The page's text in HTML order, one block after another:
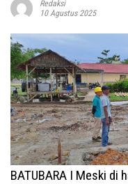
Redaksi
10 Agustus 2025
BATUBARA I Meski di